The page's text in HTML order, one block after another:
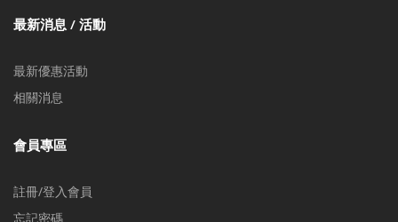
最新消息 / 活動
最新優惠活動
相關消息
會員專區
註冊/登入會員
忘記密碼